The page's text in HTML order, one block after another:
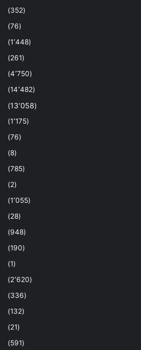
(352)
(76)
(1٬448)
(261)
(4٬750)
(14٬482)
(13٬058)
(1٬175)
(76)
(8)
(785)
(2)
(1٬055)
(28)
(948)
(190)
(1)
(2٬620)
(336)
(132)
(21)
(591)